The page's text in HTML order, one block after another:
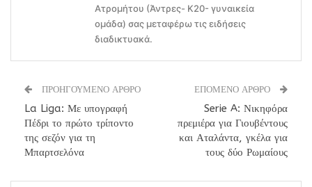
Ατρομήτου (Άντρες- Κ20- γυναικεία
ομάδα) σας μεταφέρω τις ειδήσεις
διαδικτυακά.
ΠΡΟΗΓΟΥΜΕΝΟ ΑΡΘΡΟ
La Liga: Με υπογραφή
Πέδρι το πρώτο τρίποντο
της σεζόν για τη
Μπαρτσελόνα
ΕΠΟΜΕΝΟ ΑΡΘΡΟ
Serie A: Νικηφόρα
πρεμιέρα για Γιουβέντους
και Αταλάντα, γκέλα για
τους δύο Ρωμαίους